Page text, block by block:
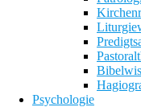
Psychologie